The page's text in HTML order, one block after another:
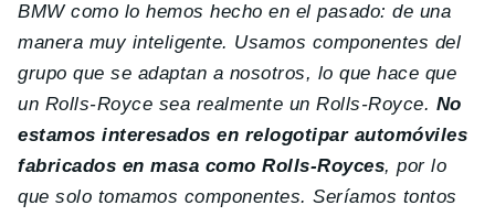
BMW como lo hemos hecho en el pasado: de una
manera muy inteligente. Usamos componentes del
grupo que se adaptan a nosotros, lo que hace que
un Rolls-Royce sea realmente un Rolls-Royce. No
estamos interesados ​​en relogotipar automóviles
fabricados en masa como Rolls-Royces, por lo
que solo tomamos componentes. Seríamos tontos